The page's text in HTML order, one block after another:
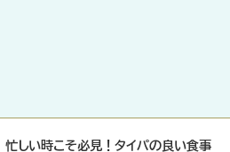
忙しい時こそ必見！タイパの良い食事